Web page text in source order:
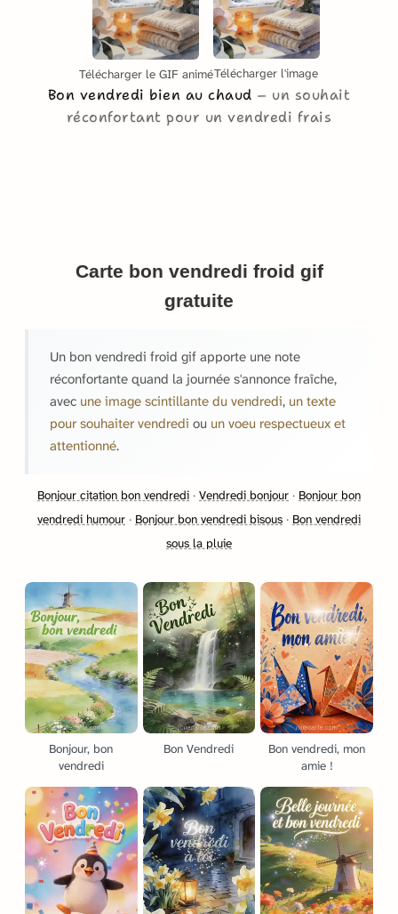
Télécharger le GIF animéTélécharger l'image
Bon vendredi bien au chaud
un souhait
réconfortant pour un vendredi frais
Carte bon vendredi froid gif
gratuite
Un bon vendredi froid gif apporte une note
réconfortante quand la journée s'annonce fraîche,
avec une image scintillante du vendredi, un texte
pour souhaiter vendredi ou un voeu respectueux et
attentionné.
Bonjour citation bon vendredi · Vendredi bonjour · Bonjour bon
vendredi humour · Bonjour bon vendredi bisous · Bon vendredi
sous la pluie
Bonjour, bon
vendredi
Bon Vendredi
Bon vendredi, mon
amie !